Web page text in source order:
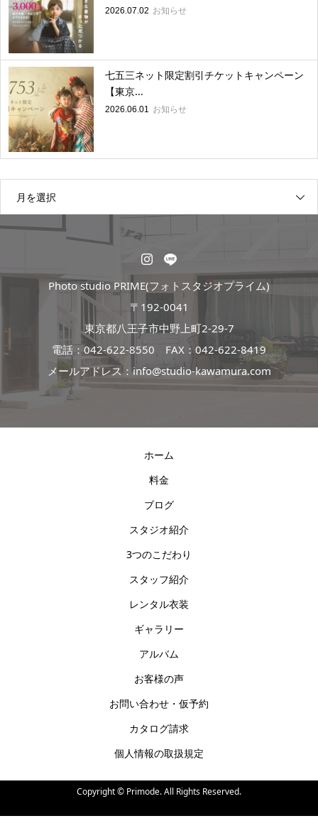
2026.07.02 お知らせ
七五三ネット限定割引チケットキャンペーン
【東京...
2026.06.01 お知らせ
月を選択
Photo studio PRIME(フォトスタジオプライム)
〒192-0041
東京都八王子市中野上町2-29-7
電話：042-622-8550 FAX：042-622-8419
メールアドレス：info@studio-kawamura.com
ホーム
料金
ブログ
スタジオ紹介
3つのこだわり
スタッフ紹介
レンタル衣装
ギャラリー
アルバム
お客様の声
お問い合わせ・仮予約
カタログ請求
個人情報の取扱規定
Copyright © Primode. All Rights Reserved.